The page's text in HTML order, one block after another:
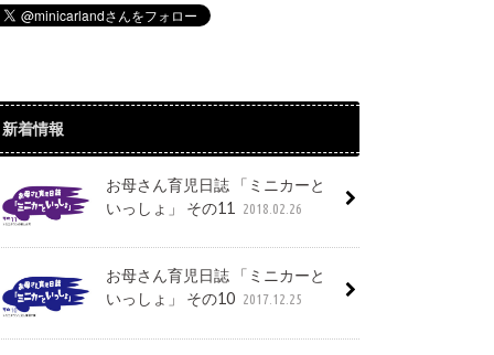
新着情報
お母さん育児日誌 「ミニカーと
いっしょ」 その11
2018.02.26
お母さん育児日誌 「ミニカーと
いっしょ」 その10 2017.12.25